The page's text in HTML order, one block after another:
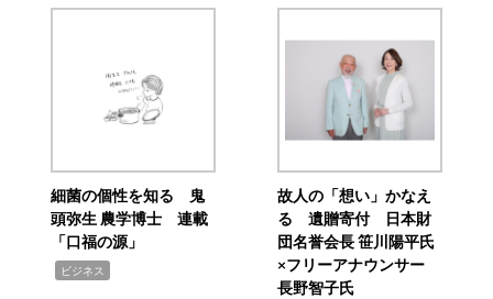
細菌の個性を知る 鬼
頭弥生 農学博士 連載
「口福の源」
ビジネス
故人の「想い」かなえ
る 遺贈寄付 日本財
団名誉会長 笹川陽平氏
×フリーアナウンサー
長野智子氏